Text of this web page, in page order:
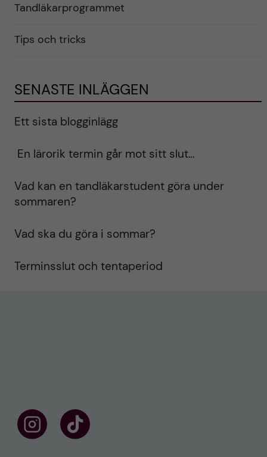
Tandläkarprogrammet
Tips och tricks
SENASTE INLÄGGEN
Ett sista blogginlägg
En lärorik termin går mot sitt slut…
Vad kan en tandläkarstudent göra under
sommaren?
Vad ska du göra i sommar?
Terminsslut och tentaperiod
F F